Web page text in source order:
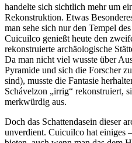
handelte sich sichtlich mehr um
Rekonstruktion. Etwas
man sehe sich nur den Tempel
Cuicuilco genießt heute den
rekonstruierte archäologische
Da man nicht viel wusste über
Pyramide und sich die Forscher
sind), musste die Fantasie
Schávelzon „irrig“ rekonstruiert,
merkwürdig aus.
Doch das Schattendasein dieser
unverdient. Cuicuilco hat einiges